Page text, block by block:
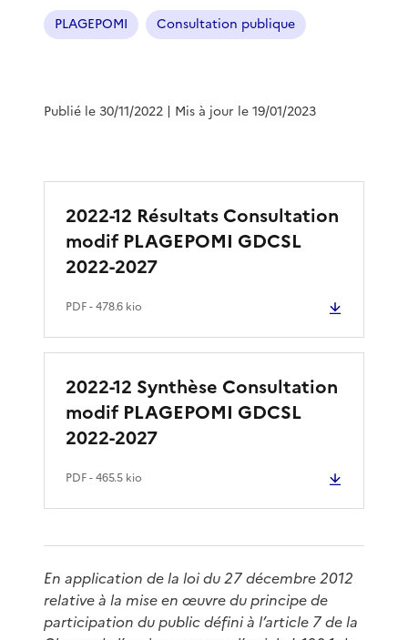
PLAGEPOMI Consultation publique
Publié le 30/11/2022 | Mis à jour le 19/01/2023
2022-12 Résultats Consultation
modif PLAGEPOMI GDCSL
2022-2027
PDF- 478.6 kio
2022-12 Synthèse Consultation
modif PLAGEPOMI GDCSL
2022-2027
PDF- 465.5 kio
En application de la loi du 27 décembre 2012
relative à la mise en œuvre du principe de
participation du public défini à l’article 7 de la